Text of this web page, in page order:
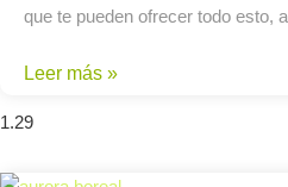
que te pueden ofrecer todo esto,
Leer más »